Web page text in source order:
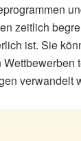
zeitlich
ist. Sie
verwandelt